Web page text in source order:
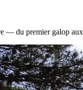
— du premier galop